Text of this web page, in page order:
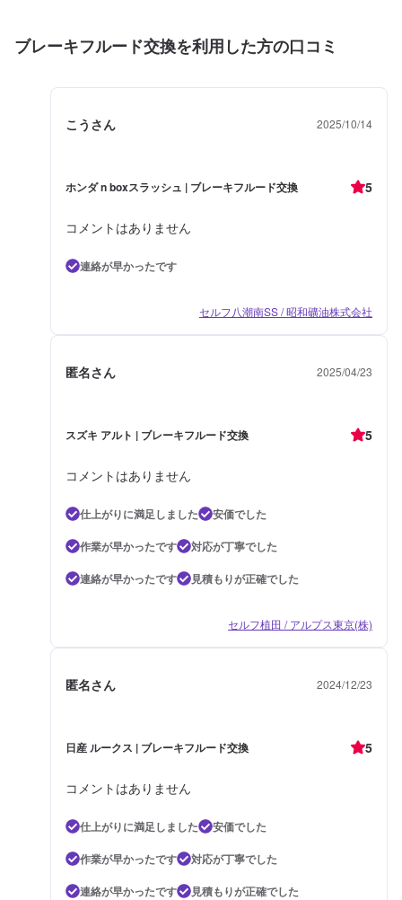
ブレーキフルード交換を利用した方の口コミ
こうさん 2025/10/14
ホンダ n boxスラッシュ | ブレーキフルード交換 5
コメントはありません
連絡が早かったです
セルフ八潮南SS / 昭和礦油株式会社
匿名さん 2025/04/23
スズキ アルト | ブレーキフルード交換 5
コメントはありません
仕上がりに満足しました
安価でした
作業が早かったです
対応が丁寧でした
連絡が早かったです
見積もりが正確でした
セルフ植田 / アルプス東京(株)
匿名さん 2024/12/23
日産 ルークス | ブレーキフルード交換 5
コメントはありません
仕上がりに満足しました
安価でした
作業が早かったです
対応が丁寧でした
連絡が早かったです
見積もりが正確でした